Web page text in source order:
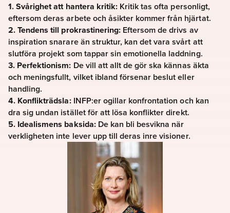
1. Svårighet att hantera kritik:Kritik tas ofta personligt,
eftersom deras arbete och åsikter kommer från hjärtat.
2. Tendens till prokrastinering:Eftersom de drivs av
inspiration snarare än struktur, kan det vara svårt att
slutföra projekt som tappar sin emotionella laddning.
3. Perfektionism: De vill att allt de gör ska kännas äkta
och meningsfullt, vilket ibland försenar beslut eller
handling.
4. Konflikträdsla:INFP:er ogillar konfrontation och kan
dra sig undan istället för att lösa konflikter direkt.
5. Idealismens baksida:De kan bli besvikna när
verkligheten inte lever upp till deras inre visioner.